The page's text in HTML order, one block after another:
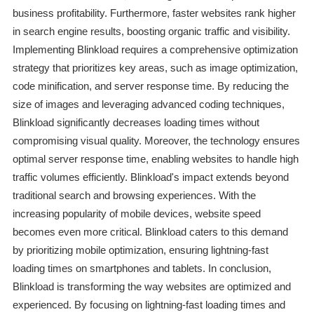
business profitability. Furthermore, faster websites rank higher
in search engine results, boosting organic traffic and visibility.
Implementing Blinkload requires a comprehensive optimization
strategy that prioritizes key areas, such as image optimization,
code minification, and server response time. By reducing the
size of images and leveraging advanced coding techniques,
Blinkload significantly decreases loading times without
compromising visual quality. Moreover, the technology ensures
optimal server response time, enabling websites to handle high
traffic volumes efficiently. Blinkload's impact extends beyond
traditional search and browsing experiences. With the
increasing popularity of mobile devices, website speed
becomes even more critical. Blinkload caters to this demand
by prioritizing mobile optimization, ensuring lightning-fast
loading times on smartphones and tablets. In conclusion,
Blinkload is transforming the way websites are optimized and
experienced. By focusing on lightning-fast loading times and